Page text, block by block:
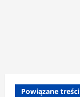
Powiązane treści